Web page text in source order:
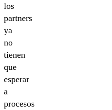
los
partners
ya
no
tienen
que
esperar
a
procesos